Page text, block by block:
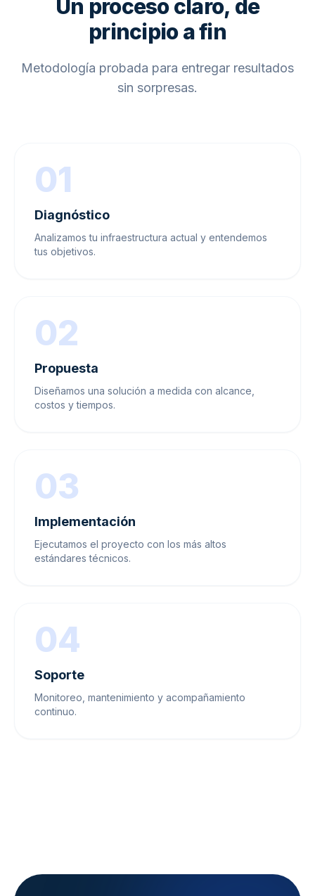
Un proceso claro, de
principio a fin
Metodología probada para entregar resultados
sin sorpresas.
01
Diagnóstico
Analizamos tu infraestructura actual y entendemos
tus objetivos.
02
Propuesta
Diseñamos una solución a medida con alcance,
costos y tiempos.
03
Implementación
Ejecutamos el proyecto con los más altos
estándares técnicos.
04
Soporte
Monitoreo, mantenimiento y acompañamiento
continuo.